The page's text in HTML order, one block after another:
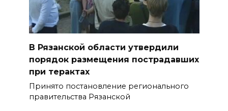
В Рязанской области утвердили
порядок размещения пострадавших
при терактах
Принято постановление регионального
правительства Рязанской